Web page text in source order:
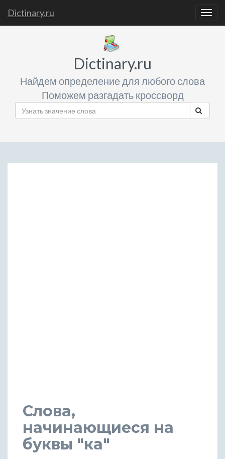
Dictinary.ru
Dictinary.ru
Найдем определение для любого слова
Поможем разгадать кроссворд
Слова,
начинающиеся на
буквы "ка"